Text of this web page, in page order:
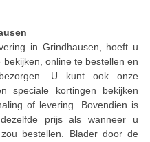
in Grindhausen, hoeft u
online te bestellen en
U kunt ook onze
speciale kortingen bekijken
of levering. Bovendien is
prijs als wanneer u
bestellen. Blader door de